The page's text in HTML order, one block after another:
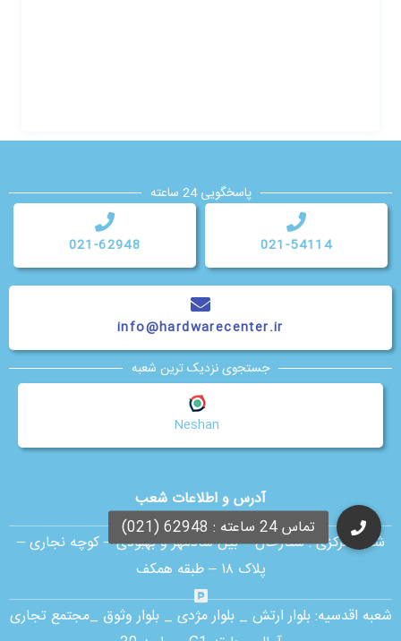
آدرس و اطلاعات شعب
شعبه مرکزی :ستارخان – بین شادمهر و بهبودی – کوچه نجاری –
پلاک ۱۸ – طبقه همکف
شعبه اقدسیه:بلوار ارتش _ بلوار مژدی _ بلوار وثوق _مجتمع تجاری
پاسخگویی 24 ساعته
021-54114
021-62948
info@hardwarecenter.ir
جستجوی نزدیک ترین شعبه
Neshan